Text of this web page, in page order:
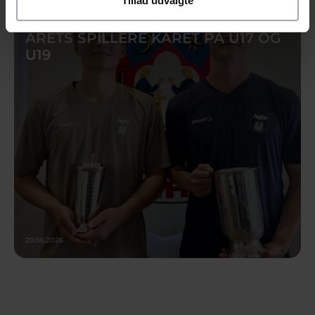
ÅRETS SPILLERE KÅRET PÅ U17 OG
U19
29.06.2026